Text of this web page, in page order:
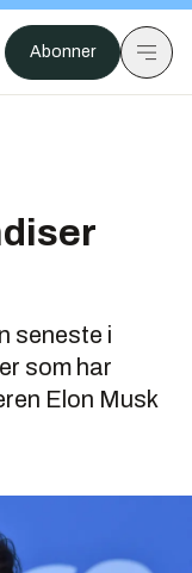
Abonner
seneste i
som har
Elon Musk